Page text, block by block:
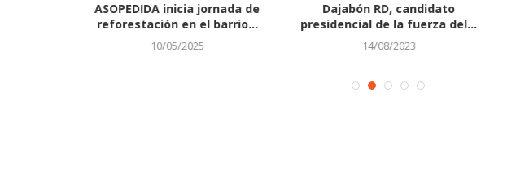
ASOPEDIDA inicia jornada de
reforestación en el barrio...
10/05/2025
Dajabón RD, candidato
presidencial de la fuerza del...
14/08/2023